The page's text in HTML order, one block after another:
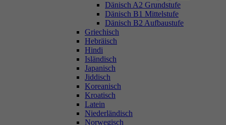
Dänisch A2 Grundstufe
Dänisch B1 Mittelstufe
Dänisch B2 Aufbaustufe
Griechisch
Hebräisch
Hindi
Isländisch
Japanisch
Jiddisch
Koreanisch
Kroatisch
Latein
Niederländisch
Norwegisch